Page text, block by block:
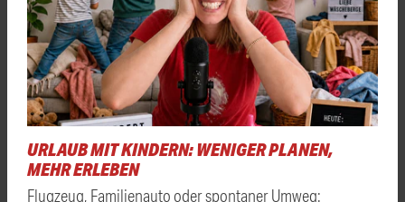
URLAUB MIT KINDERN: WENIGER PLANEN,
MEHR ERLEBEN
Flugzeug, Familienauto oder spontaner Umweg: